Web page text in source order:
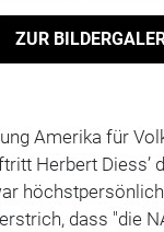
ZUR
Amerika für
Herbert Diess’
dass "die